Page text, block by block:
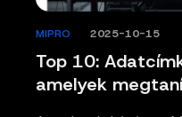
Top 10:
amelyek
MIPRO 2025-10-15